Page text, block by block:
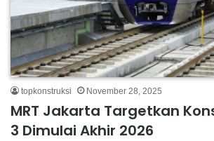
topkonstruksi November 28, 2025
MRT Jakarta Targetkan
3 Dimulai Akhir 2026